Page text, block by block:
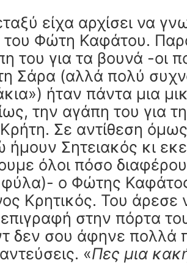
είχα αρχίσει να
του Φώτη Καφάτου.
του για τα βουνά -οι
τη Σάρα (αλλά πολύ
ήταν πάντα μια
την αγάπη του για
Σε αντίθεση
ήμουν Σητειακός κι
όλοι πόσο
φύλα)- ο Φώτης
Κρητικός. Του άρεσε
στην πόρτα
δεν σου άφηνε πολλά
«Πες μια